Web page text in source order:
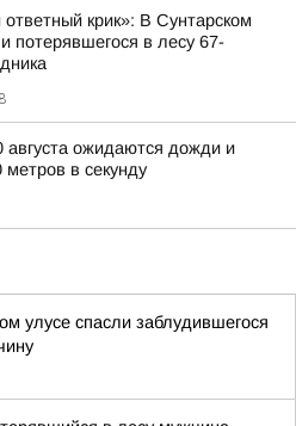
крик»: В Сунтарском
потерявшегося в лесу 67-
августа ожидаются дожди и
метров в секунду
улусе спасли заблудившегося